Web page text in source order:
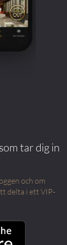
tar dig in
och om
delta i ett VIP-